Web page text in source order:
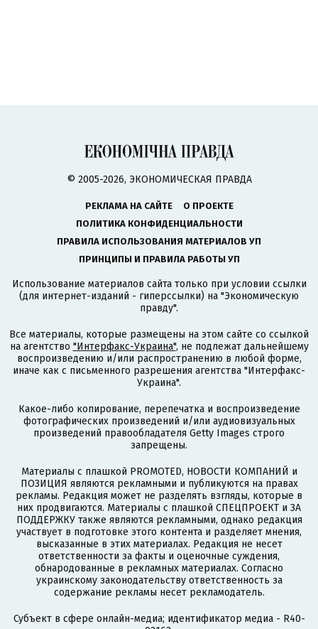
© 2005-2026, ЭКОНОМИЧЕСКАЯ ПРАВДА
РЕКЛАМА НА САЙТЕ
О ПРОЕКТЕ
ПОЛИТИКА КОНФИДЕНЦИАЛЬНОСТИ
ПРАВИЛА ИСПОЛЬЗОВАНИЯ МАТЕРИАЛОВ УП
ПРИНЦИПЫ И ПРАВИЛА РАБОТЫ УП
Использование материалов сайта только при условии ссылки
(для интернет-изданий - гиперссылки) на "Экономическую
правду".
Все материалы, которые размещены на этом сайте со ссылкой
на агентство "Интерфакс-Украина", не подлежат дальнейшему
воспроизведению и/или распространению в любой форме,
иначе как с письменного разрешения агентства "Интерфакс-
Украина".
Какое-либо копирование, перепечатка и воспроизведение
фотографических произведений и/или аудиовизуальных
произведений правообладателя Getty Images строго
запрещены.
Материалы с плашкой PROMOTED, НОВОСТИ КОМПАНИЙ и
ПОЗИЦИЯ являются рекламными и публикуются на правах
рекламы. Редакция может не разделять взгляды, которые в
них продвигаются. Материалы с плашкой СПЕЦПРОЕКТ и ЗА
ПОДДЕРЖКУ также являются рекламными, однако редакция
участвует в подготовке этого контента и разделяет мнения,
высказанные в этих материалах. Редакция не несет
ответственности за факты и оценочные суждения,
обнародованные в рекламных материалах. Согласно
украинскому законодательству ответственность за
содержание рекламы несет рекламодатель.
Субъект в сфере онлайн-медиа; идентификатор медиа - R40-